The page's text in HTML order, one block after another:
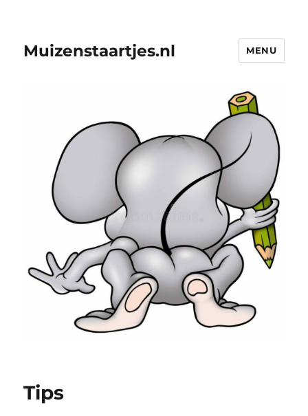
Muizenstaartjes.nl MENU
Tips